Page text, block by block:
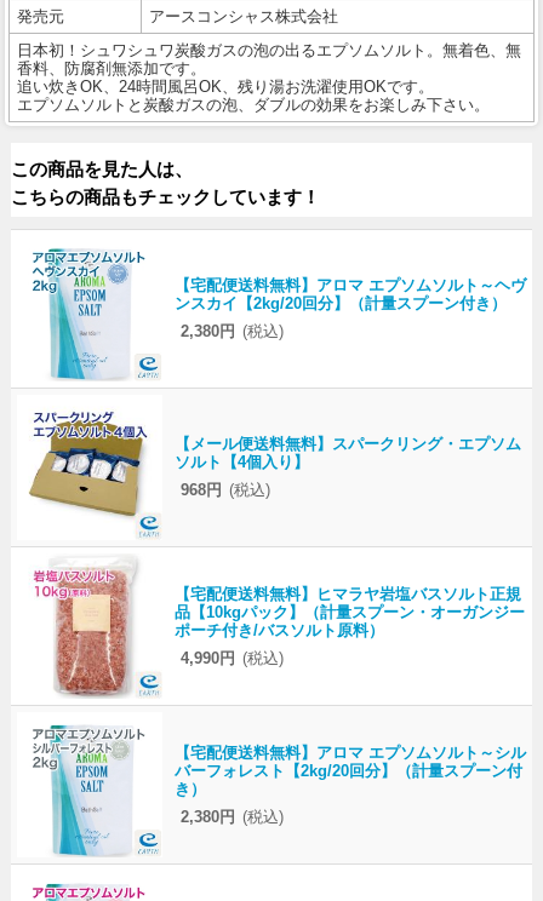
発売元
アースコンシャス株式会社
日本初！シュワシュワ炭酸ガスの泡の出るエプソムソルト。無着色、無
香料、防腐剤無添加です。
追い炊きOK、24時間風呂OK、残り湯お洗濯使用OKです。
エプソムソルトと炭酸ガスの泡、ダブルの効果をお楽しみ下さい。
この商品を見た人は、
こちらの商品もチェックしています！
【宅配便送料無料】アロマ エプソムソルト～ヘヴ
ンスカイ【2kg/20回分】（計量スプーン付き）
2,380円 (税込)
【メール便送料無料】スパークリング・エプソム
ソルト【4個入り】
968円 (税込)
【宅配便送料無料】ヒマラヤ岩塩バスソルト正規
品【10kgパック】（計量スプーン・オーガンジー
ポーチ付き/バスソルト原料）
4,990円 (税込)
【宅配便送料無料】アロマ エプソムソルト～シル
バーフォレスト【2kg/20回分】（計量スプーン付
き）
2,380円 (税込)